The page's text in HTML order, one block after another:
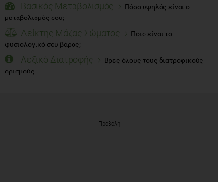
Βασικός Μεταβολισμός
Πόσο υψηλός είναι ο
μεταβολισμός σου;
Δείκτης Μάζας Σώματος
Ποιο είναι το
φυσιολογικό σου βάρος;
Λεξικό Διατροφής
Βρες όλους τους διατροφικούς
ορισμούς
Προβολή